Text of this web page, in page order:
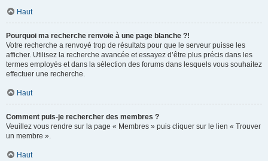
Haut
Pourquoi ma recherche renvoie à une page blanche ?!
Votre recherche a renvoyé trop de résultats pour que le serveur puisse les
afficher. Utilisez la recherche avancée et essayez d’être plus précis dans les
termes employés et dans la sélection des forums dans lesquels vous souhaitez
effectuer une recherche.
Haut
Comment puis-je rechercher des membres ?
Veuillez vous rendre sur la page « Membres » puis cliquer sur le lien « Trouver
un membre ».
Haut